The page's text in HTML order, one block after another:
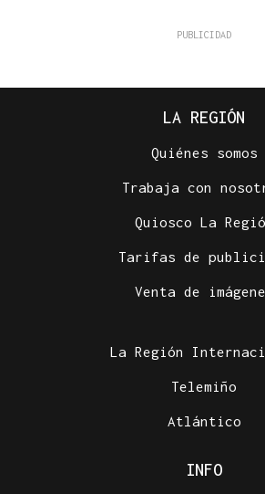
LA REGIÓN
Quiénes somos
Trabaja con
Quiosco La
Tarifas de
Venta de
La Región
Telemiño
Atlántico
INFO